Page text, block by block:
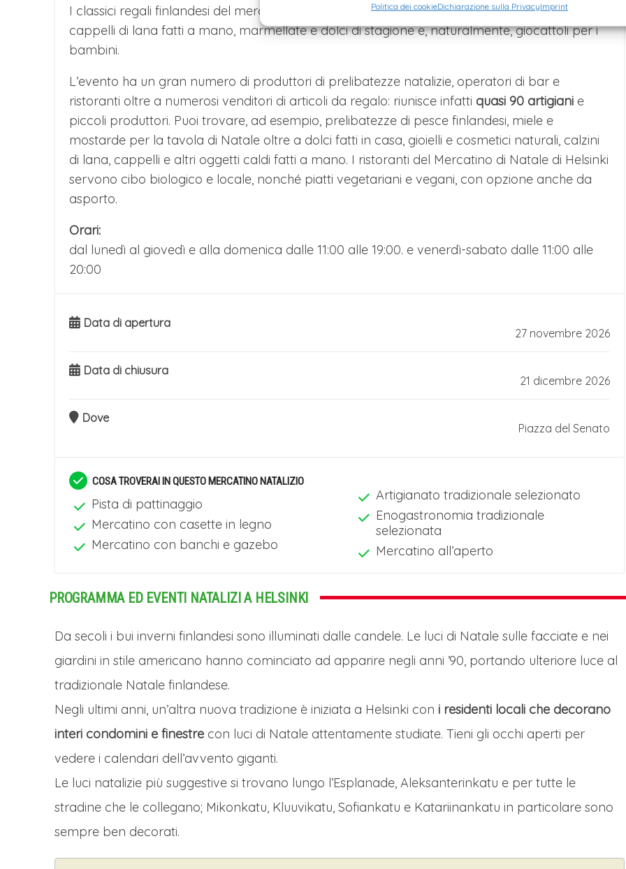
Politica dei cookieDichiarazione sulla PrivacyImprint
I classici regali finlandesi del mercatino di Natale (
Tuomaan Markkinat) includono calze e
cappelli di lana fatti a mano, marmellate e dolci di stagione e, naturalmente, giocattoli per i
bambini.
L’evento ha un gran numero di produttori di prelibatezze natalizie, operatori di bar e
ristoranti oltre a numerosi venditori di articoli da regalo: riunisce infatti quasi 90 artigiani e
piccoli produttori. Puoi trovare, ad esempio, prelibatezze di pesce finlandesi, miele e
mostarde per la tavola di Natale oltre a dolci fatti in casa, gioielli e cosmetici naturali, calzini
di lana, cappelli e altri oggetti caldi fatti a mano. I ristoranti del Mercatino di Natale di Helsinki
servono cibo biologico e locale, nonché piatti vegetariani e vegani, con opzione anche da
asporto.
Orari:
dal lunedì al giovedì e alla domenica dalle 11:00 alle 19:00. e venerdì-sabato dalle 11:00 alle
20:00
Data di apertura
27 novembre 2026
Data di chiusura
21 dicembre 2026
Dove
Piazza del Senato
COSA TROVERAI IN QUESTO MERCATINO NATALIZIO
Pista di pattinaggio
Mercatino con casette in legno
Mercatino con banchi e gazebo
Artigianato tradizionale selezionato
Enogastronomia tradizionale
selezionata
Mercatino all’aperto
PROGRAMMA ED EVENTI NATALIZI A HELSINKI
Da secoli i bui inverni finlandesi sono illuminati dalle candele. Le luci di Natale sulle facciate e nei
giardini in stile americano hanno cominciato ad apparire negli anni ’90, portando ulteriore luce al
tradizionale Natale finlandese.
Negli ultimi anni, un’altra nuova tradizione è iniziata a Helsinki con i residenti locali che decorano
interi condomini e finestre con luci di Natale attentamente studiate. Tieni gli occhi aperti per
vedere i calendari dell’avvento giganti.
Le luci natalizie più suggestive si trovano lungo l’Esplanade, Aleksanterinkatu e per tutte le
stradine che le collegano; Mikonkatu, Kluuvikatu, Sofiankatu e Katariinankatu in particolare sono
sempre ben decorati.